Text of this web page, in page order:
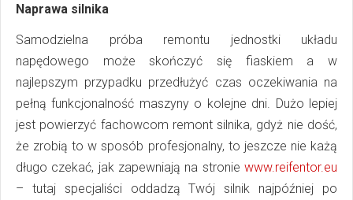
Naprawa silnika
Samodzielna próba remontu jednostki układu
napędowego może skończyć się fiaskiem a w
najlepszym przypadku przedłużyć czas oczekiwania na
pełną funkcjonalność maszyny o kolejne dni. Dużo lepiej
jest powierzyć fachowcom remont silnika, gdyż nie dość,
że zrobią to w sposób profesjonalny, to jeszcze nie każą
długo czekać, jak zapewniają na stronie www.reifentor.eu
– tutaj specjaliści oddadzą Twój silnik najpóźniej po